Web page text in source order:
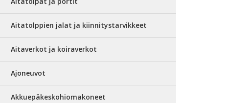
Aitatolppien jalat ja kiinnitystarvikkeet
Aitaverkot ja koiraverkot
Ajoneuvot
Akkuepäkeskohiomakoneet